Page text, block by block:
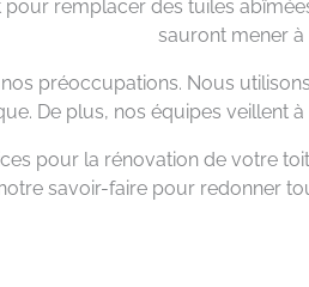
pour remplacer des tuiles
sauront mener à
préoccupations. Nous
De plus, nos équipes veillent
pour la rénovation de votre
savoir-faire pour redonner